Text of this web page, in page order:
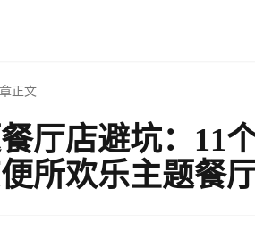
正文
厅店避坑：11
所欢乐主题餐厅